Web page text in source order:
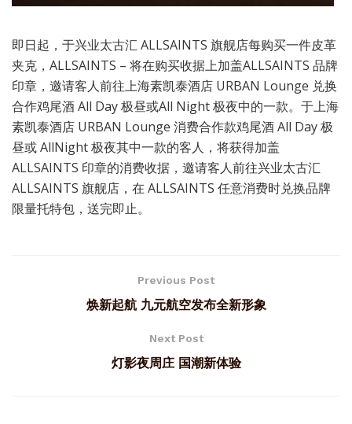
即日起，于兴业太古汇 ALLSAINTS 旗舰店每购买一件皮革
夹克，ALLSAINTS – 将在购买收据上加盖ALLSAINTS 品牌
印章，邀请客人前往上海素凯泰酒店 URBAN Lounge 兑换
合作鸡尾酒 All Day 极昼或All Night 极夜中的一款。于上海
素凯泰酒店 URBAN Lounge 消费合作款鸡尾酒 All Day 极
昼或 AllNight 极夜其中一款的客人，将获得加盖
ALLSAINTS 印章的消费收据，邀请客人前往兴业太古汇
ALLSAINTS 旗舰店，在 ALLSAINTS 任意消费时兑换品牌
限量托特包，送完即止。
Previous Post
焕新起航 九元航空发布全新形象
Next Post
灯影夜周庄 国潮新体验